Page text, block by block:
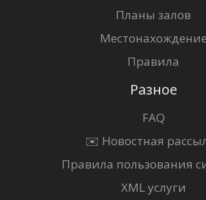
Планы залов
Местонахождение
Правила
Разное
FAQ
✉️ Новостная
Правила пользования
XML услуги